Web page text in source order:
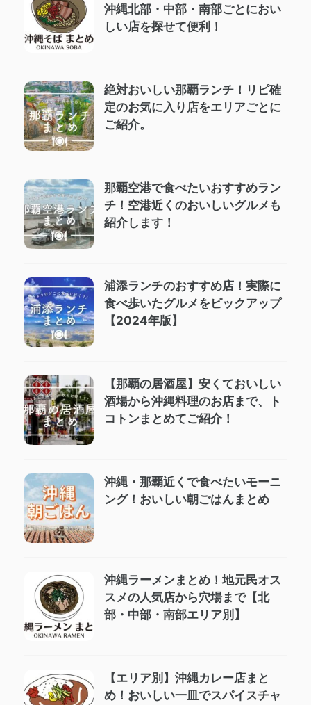
沖縄北部・中部・南部ごとにおい
しい店を探せて便利！
絶対おいしい那覇ランチ！リピ確
定のお気に入り店をエリアごとに
ご紹介。
那覇空港で食べたいおすすめラン
チ！空港近くのおいしいグルメも
紹介します！
浦添ランチのおすすめ店！実際に
食べ歩いたグルメをピックアップ
【2024年版】
【那覇の居酒屋】安くておいしい
酒場から沖縄料理のお店まで、ト
コトンまとめてご紹介！
沖縄・那覇近くで食べたいモーニ
ング！おいしい朝ごはんまとめ
沖縄ラーメンまとめ！地元民オス
スメの人気店から穴場まで【北
部・中部・南部エリア別】
【エリア別】沖縄カレー店まと
め！おいしい一皿でスパイスチャ